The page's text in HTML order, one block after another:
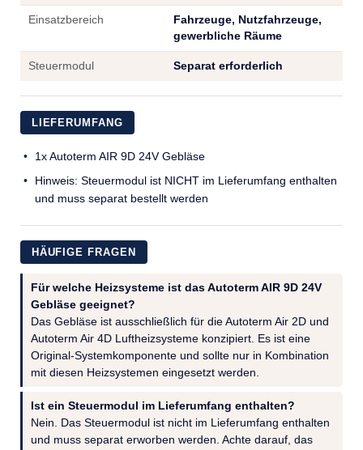
Einsatzbereich
Fahrzeuge, Nutzfahrzeuge,
gewerbliche Räume
Steuermodul Separat erforderlich
LIEFERUMFANG
1x Autoterm AIR 9D 24V Gebläse
Hinweis: Steuermodul ist NICHT im Lieferumfang enthalten
und muss separat bestellt werden
HÄUFIGE FRAGEN
Für welche Heizsysteme ist das Autoterm AIR 9D 24V
Gebläse geeignet?
Das Gebläse ist ausschließlich für die Autoterm Air 2D und
Autoterm Air 4D Luftheizsysteme konzipiert. Es ist eine
Original-Systemkomponente und sollte nur in Kombination
mit diesen Heizsystemen eingesetzt werden.
Ist ein Steuermodul im Lieferumfang enthalten?
Nein. Das Steuermodul ist nicht im Lieferumfang enthalten
und muss separat erworben werden. Achte darauf, das